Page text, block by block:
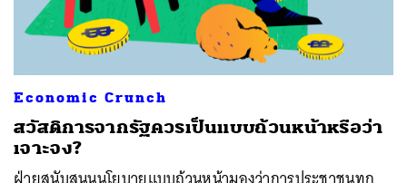
Economic Crunch
สวัสดิการจากรัฐควรเป็นแบบถ้วนหน้าหรือว่า
เจาะจง?